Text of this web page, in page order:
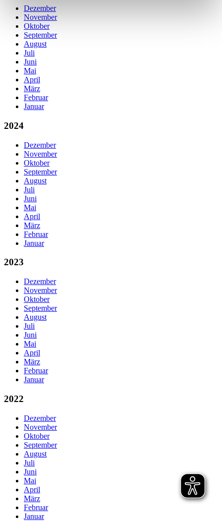
Dezember
November
Oktober
September
August
Juli
Juni
Mai
April
März
Februar
Januar
2024
Dezember
November
Oktober
September
August
Juli
Juni
Mai
April
März
Februar
Januar
2023
Dezember
November
Oktober
September
August
Juli
Juni
Mai
April
März
Februar
Januar
2022
Dezember
November
Oktober
September
August
Juli
Juni
Mai
April
März
Februar
Januar